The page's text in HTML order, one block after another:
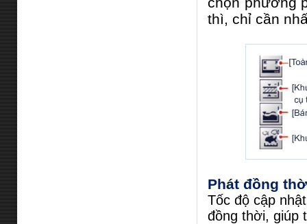
thì, chỉ cần
Phát đồng
Tốc độ cập
đồng thời, giúp